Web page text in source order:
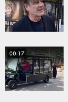
00:17